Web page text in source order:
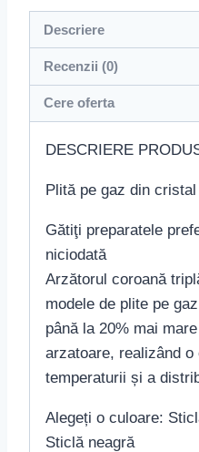
Descriere
Recenzii (0)
Cere oferta
DESCRIERE
Plită pe gaz din
Gătiţi preparatele
niciodată
Arzătorul coroană
modele de plite pe
până la 20% mai
arzatoare, realizând
temperaturii și a
Alegeți o culoare:
Sticlă neagră